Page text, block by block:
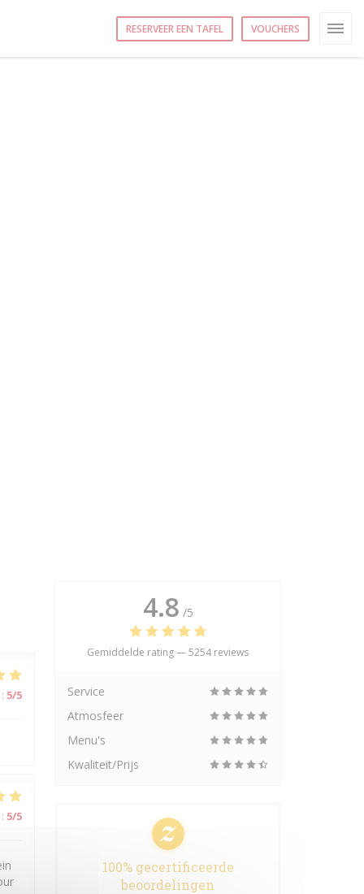
RESERVEER EEN TAFEL VOUCHERS
: 5/5
: 5/5
4.8 /5
Gemiddelde rating —5254 reviews
Service
Atmosfeer
Menu's
Kwaliteit/Prijs
100% gecertificeerde
beoordelingen